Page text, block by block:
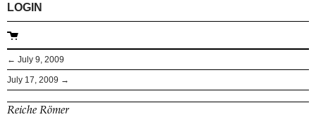
LOGIN
← July 9, 2009
July 17, 2009 →
Reiche Römer